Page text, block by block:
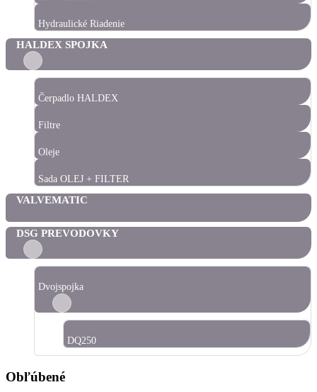
Hydraulické Riadenie
HALDEX SPOJKA
Čerpadlo HALDEX
Filtre
Oleje
Sada OLEJ + FILTER
VALVEMATIC
DSG PREVODOVKY
Dvojspojka
DQ250
Obľúbené